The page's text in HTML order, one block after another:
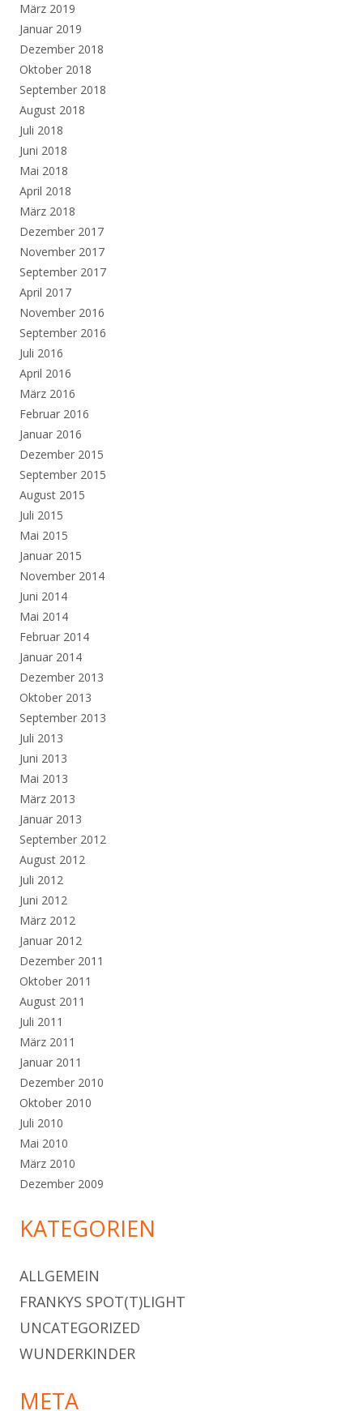
März 2019
Januar 2019
Dezember 2018
Oktober 2018
September 2018
August 2018
Juli 2018
Juni 2018
Mai 2018
April 2018
März 2018
Dezember 2017
November 2017
September 2017
April 2017
November 2016
September 2016
Juli 2016
April 2016
März 2016
Februar 2016
Januar 2016
Dezember 2015
September 2015
August 2015
Juli 2015
Mai 2015
Januar 2015
November 2014
Juni 2014
Mai 2014
Februar 2014
Januar 2014
Dezember 2013
Oktober 2013
September 2013
Juli 2013
Juni 2013
Mai 2013
März 2013
Januar 2013
September 2012
August 2012
Juli 2012
Juni 2012
März 2012
Januar 2012
Dezember 2011
Oktober 2011
August 2011
Juli 2011
März 2011
Januar 2011
Dezember 2010
Oktober 2010
Juli 2010
Mai 2010
März 2010
Dezember 2009
KATEGORIEN
ALLGEMEIN
FRANKYS SPOT(T)LIGHT
UNCATEGORIZED
WUNDERKINDER
META